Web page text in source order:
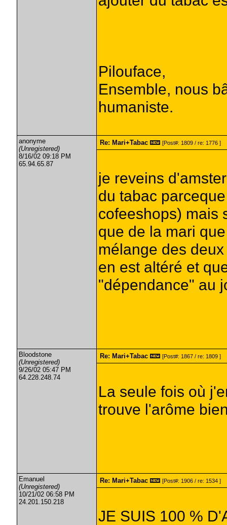
Pilouface,
Ensemble, nous
humaniste.
anonyme
(Unregistered)
8/16/02 09:18 PM
65.94.65.87
Re: Mari+Tabac [Post#: 1809 / re: 1776 ]
je reveins
du tabac
cofeeshops) mais
que de la mari
mélange des
en est altéré et
"dépendance" au
Bloodstone
(Unregistered)
9/26/02 05:47 PM
64.228.248.74
Re: Mari+Tabac [Post#: 1867 / re: 1809 ]
La seule fois où
trouve l'arôme
Emanuel
(Unregistered)
10/21/02 06:58 PM
24.201.150.218
Re: Mari+Tabac [Post#: 1906 / re: 1534 ]
JE SUIS 100 %